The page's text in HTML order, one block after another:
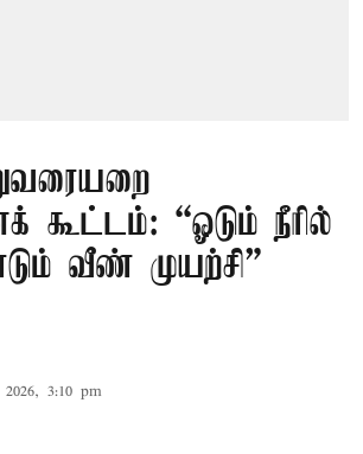
“ஓடும் நீரில்
வீண் முயற்சி” –
3:10 pm